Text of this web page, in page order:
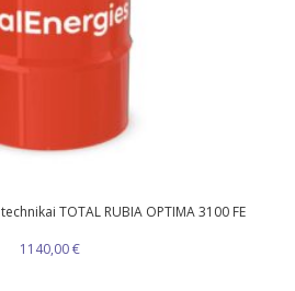
TOTAL RUBIA OPTIMA 3100 FE
1140,00€